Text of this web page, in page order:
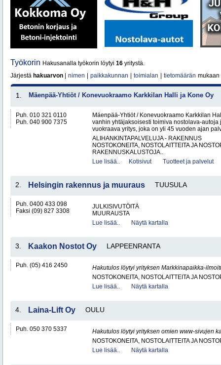
Työkorin Hakusanalla työkorin löytyi 16 yritystä.
Järjestä hakuarvon nimen paikkakunnan toimialan tietomäärän mukaan
1. Mäenpää-Yhtiöt / Konevuokraamo Karkkilan Halli ja Kone Oy
Puh. 010 321 0110
Puh. 040 900 7375
Mäenpää-Yhtiöt / Konevuokraamo Karkkilan
vanhin yhtäjaksoisesti toimiva nostolava-autoja
vuokraava yritys, joka on yli 45 vuoden ajan
ALIHANKINTAPALVELUJA - RAKENNUS
NOSTOKONEITA, NOSTOLAITTEITA JA
RAKENNUSKALUSTOJA..
Lue lisää..
Kotisivut Tuotteet ja palvelut
2. Helsingin rakennus ja muuraus TUUSULA
Puh. 0400 433 098
Faksi (09) 827 3308
JULKISIVUTÖITÄ
MUURAUSTA
Lue lisää..
Näytä kartalla
3. Kaakon Nostot Oy LAPPEENRANTA
Puh. (05) 416 2450
Hakutulos löytyi yrityksen Markkinapaikka-
NOSTOKONEITA, NOSTOLAITTEITA JA
Lue lisää..
Näytä kartalla
4. Laina-Lift Oy OULU
Puh. 050 370 5337
Hakutulos löytyi yrityksen omien www-sivujen
NOSTOKONEITA, NOSTOLAITTEITA JA
Lue lisää..
Näytä kartalla